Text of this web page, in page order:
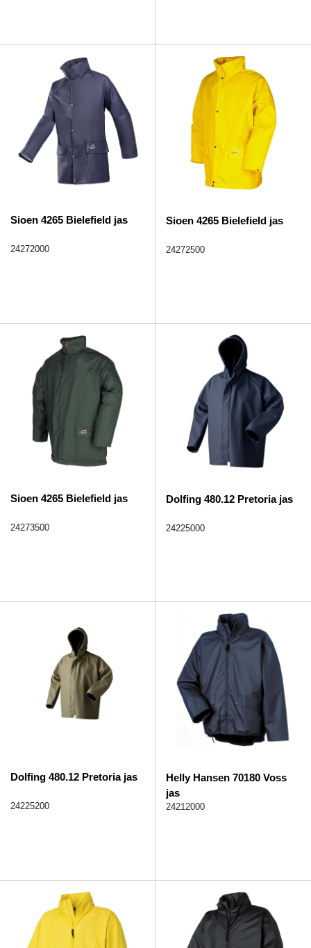
Sioen 4265 Bielefield jas
24272000
Sioen 4265 Bielefield jas
24272500
Sioen 4265 Bielefield jas
24273500
Dolfing 480.12 Pretoria jas
24225000
Dolfing 480.12 Pretoria jas
24225200
Helly Hansen 70180 Voss
jas
24212000